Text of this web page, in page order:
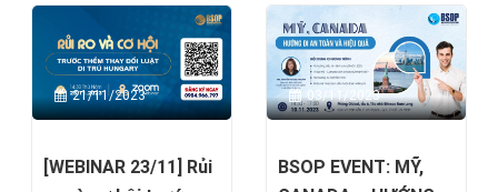
chất lượng & sức mạnh
thương hiệu của BSOP.
Đây cũng là một cơ hội
không thể tốt hơn để trải
nghiệm, tìm hiểu thông
tin, kết nối cá nhân, với
quan tâm đến các
21/11/2023
[WEBINAR 23/11] Rủi
03/11/2023
BSOP EVENT: MỸ,